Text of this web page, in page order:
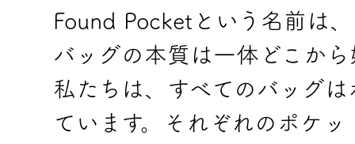
Found Pocketという名前は
バッグの本質は一体どこか
私たちは、すべてのバッグ
ています。それぞれのポケ